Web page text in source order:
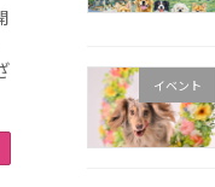
イベント